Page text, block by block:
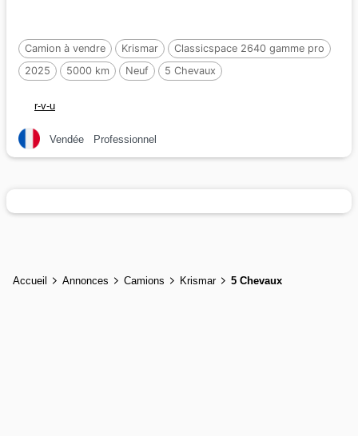
Camion à vendre Krismar
Classicspace 2640 gamme pro
2025
5000 km Neuf 5 Chevaux
r-v-u
Vendée Professionnel
Accueil Annonces Camions Krismar 5 Chevaux